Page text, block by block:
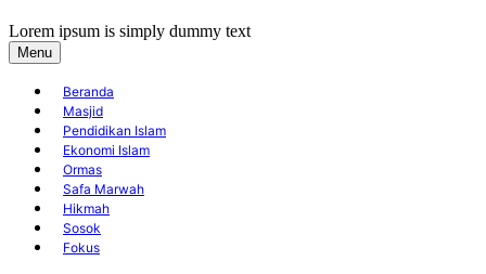
Lorem ipsum is simply dummy text
Menu
Beranda
Masjid
Pendidikan Islam
Ekonomi Islam
Ormas
Safa Marwah
Hikmah
Sosok
Fokus